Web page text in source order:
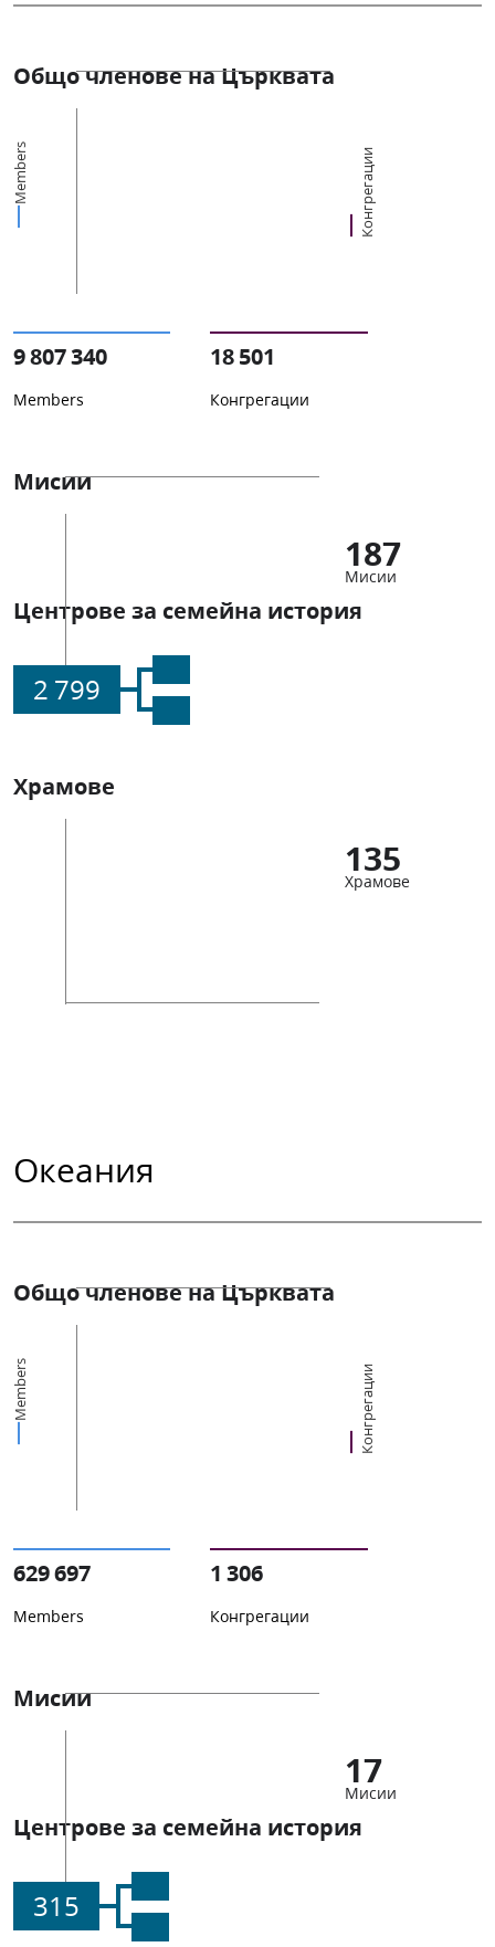
Общо членове на Църквата
Members Конгрегации
9 807 340
Members
18 501
Конгрегации
Мисии
187
Мисии
Центрове за семейна история
2 799
Храмове
135
Храмове
Океания
Общо членове на Църквата
Members Конгрегации
629 697
Members
1 306
Конгрегации
Мисии
17
Мисии
Центрове за семейна история
315